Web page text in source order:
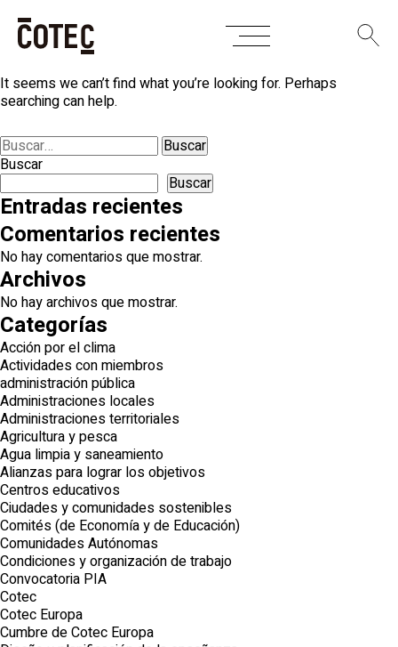
SkipNothing Found
It seems we can’t find what you’re looking for. Perhaps
searching can help.
Buscar:
Buscar
Buscar
Entradas recientes
Comentarios recientes
No hay comentarios que mostrar.
Archivos
No hay archivos que mostrar.
Categorías
Acción por el clima
Actividades con miembros
administración pública
Administraciones locales
Administraciones territoriales
Agricultura y pesca
Agua limpia y saneamiento
Alianzas para lograr los objetivos
Centros educativos
Ciudades y comunidades sostenibles
Comités (de Economía y de Educación)
Comunidades Autónomas
Condiciones y organización de trabajo
Convocatoria PIA
Cotec
Cotec Europa
Cumbre de Cotec Europa